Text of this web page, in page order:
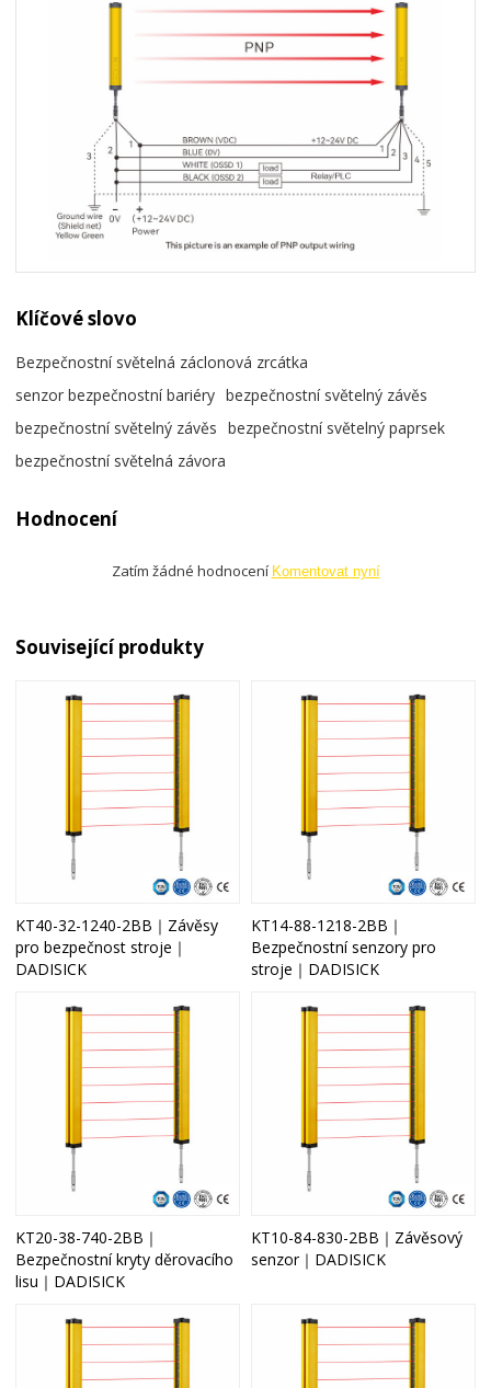
Klíčové slovo
Bezpečnostní světelná záclonová zrcátka
senzor bezpečnostní bariéry bezpečnostní světelný závěs
bezpečnostní světelný závěs
bezpečnostní světelný paprsek
bezpečnostní světelná závora
Hodnocení
Zatím žádné hodnocení Komentovat nyní
Související produkty
KT40-32-1240-2BB｜Závěsy
pro bezpečnost stroje｜
DADISICK
KT14-88-1218-2BB｜
Bezpečnostní senzory pro
stroje｜DADISICK
KT20-38-740-2BB｜
Bezpečnostní kryty děrovacího
lisu｜DADISICK
KT10-84-830-2BB｜Závěsový
senzor｜DADISICK